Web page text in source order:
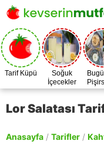
Tarif Küpü
Soğuk
İçecekler
Lor Salatası
Anasayfa / Tarifler /